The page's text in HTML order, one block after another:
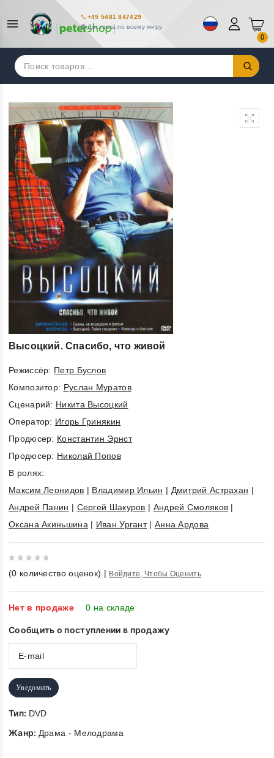
+49 5481 847429
Доставка по всему миру
0
Искать:
Высоцкий. Спасибо, что живой
Режиссёр: Петр Буслов
Композитор: Руслан Муратов
Cценарий: Никита Высоцкий
Оператор: Игорь Гринякин
Продюсер: Константин Эрнст
Продюсер: Николай Попов
В ролях:
Максим Леонидов | Владимир Ильин | Дмитрий Астрахан |
Андрей Панин | Сергей Шакуров | Андрей Смоляков |
Оксана Акиньшина | Иван Ургант| Анна Ардова
out
of
5
(0 количество оценок) | Войдите, Чтобы Оценить
Нет в продаже 0 на складе
Сообщить о поступлении в продажу
Уведомить
Тип: DVD
Жанр: Драма - Мелодрама